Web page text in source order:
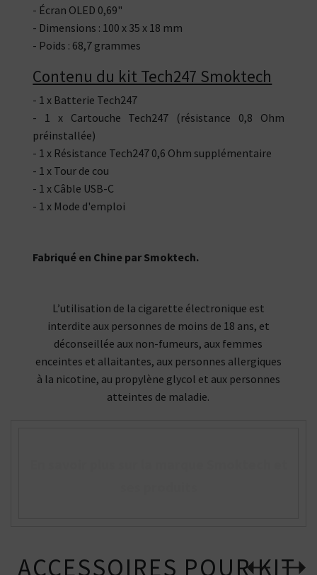
- Écran OLED 0,69"
- Dimensions : 100 x 35 x 18 mm
- Poids : 68,7 grammes
Contenu du kit Tech247 Smoktech
- 1 x Batterie Tech247
- 1 x Cartouche Tech247 (résistance 0,8 Ohm
préinstallée)
- 1 x Résistance Tech247 0,6 Ohm supplémentaire
- 1 x Tour de cou
- 1 x Câble USB-C
- 1 x Mode d'emploi
Fabriqué en Chine par Smoktech.
L’utilisation de la cigarette électronique est
interdite aux personnes de moins de 18 ans, et
déconseillée aux non-fumeurs, aux femmes
enceintes et allaitantes, aux personnes allergiques
à la nicotine, au propylène glycol et aux personnes
atteintes de maladie.
ACCESSOIRES POUR KIT